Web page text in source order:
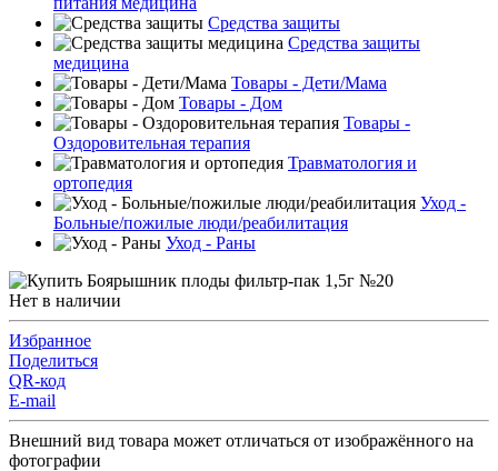
Средства защиты
Средства защиты
медицина
Товары - Дети/Мама
Товары - Дом
Товары -
Оздоровительная терапия
Травматология и
ортопедия
Уход -
Больные/пожилые люди/реабилитация
Уход - Раны
Нет в наличии
Избранное
Поделиться
QR-код
E-mail
Внешний вид товара может отличаться от изображённого на
фотографии